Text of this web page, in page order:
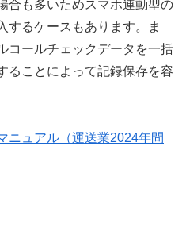
合も多いためスマホ連動型の
するケースもあります。ま
コールチェックデータを一括
ることによって記録保存を容
ニュアル（運送業2024年問